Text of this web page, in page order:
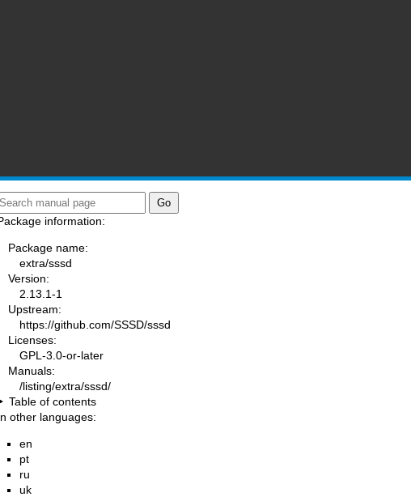
information:
Package name:
extra/sssd
Version:
2.13.1-1
Upstream:
https://github.com/SSSD/sssd
Licenses:
GPL-3.0-or-later
Manuals:
/listing/extra/sssd/
Table of contents
other languages:
en
pt
ru
uk